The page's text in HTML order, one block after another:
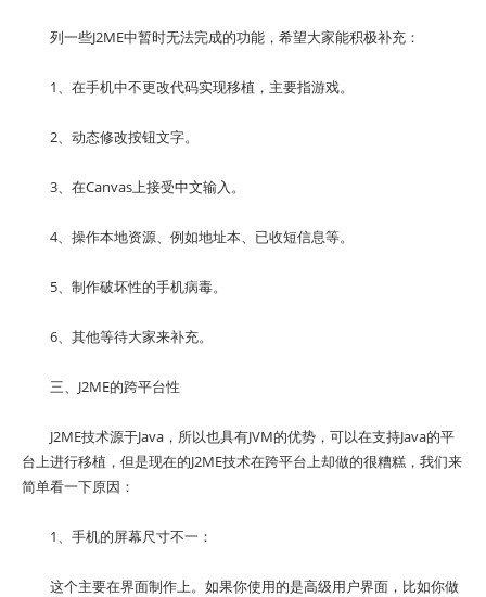
列一些J2ME中暂时无法完成的功能，希望大家能积极补充：
1、在手机中不更改代码实现移植，主要指游戏。
2、动态修改按钮文字。
3、在Canvas上接受中文输入。
4、操作本地资源、例如地址本、已收短信息等。
5、制作破坏性的手机病毒。
6、其他等待大家来补充。
三、J2ME的跨平台性
J2ME技术源于Java，所以也具有JVM的优势，可以在支持Java的平
台上进行移植，但是现在的J2ME技术在跨平台上却做的很糟糕，我们来
简单看一下原因：
1、手机的屏幕尺寸不一：
这个主要在界面制作上。如果你使用的是高级用户界面，比如你做